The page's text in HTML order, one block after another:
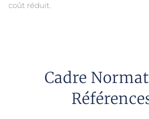
coût réduit.
Cadre